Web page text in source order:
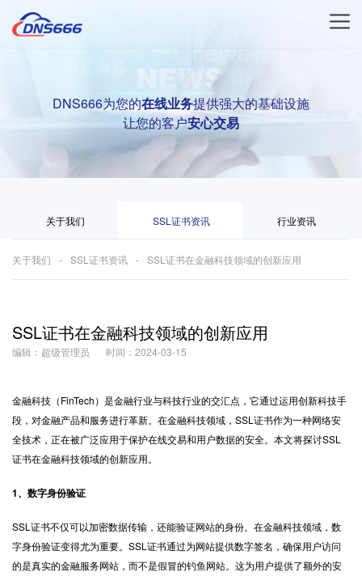
DNS666为您的在线业务提供强大的基础设施
让您的客户安心交易
关于我们 SSL证书资讯 行业资讯
关于我们 SSL证书资讯 SSL证书在金融科技领域的创新应用
SSL证书在金融科技领域的创新应用
编辑：超级管理员 时间：2024-03-15
金融科技（FinTech）是金融行业与科技行业的交汇点，它通过运用创新科技手
段，对金融产品和服务进行革新。在金融科技领域， SSL证书作为一种网络安
全技术，正在被广泛应用于保护在线交易和用户数据的安全。本文将探讨SSL
证书在金融科技领域的创新应用。
1、数字身份验证
SSL证书不仅可以加密数据传输，还能验证网站的身份。在金融科技领域，数
字身份验证变得尤为重要。SSL证书通过为网站提供数字签名，确保用户访问
的是真实的金融服务网站，而不是假冒的钓鱼网站。这为用户提供了额外的安